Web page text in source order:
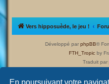
En poursuivant votre
Vers hipposuède, le jeu !
Développé par phpBB®
FTH_Tropic by
Traduit par